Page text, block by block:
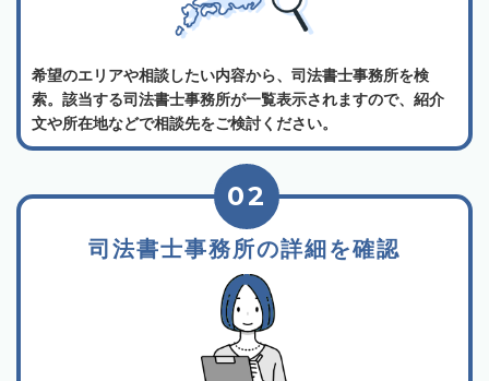
希望のエリアや相談したい内容から、司法書士事務所を検
索。該当する司法書士事務所が一覧表示されますので、紹介
文や所在地などで相談先をご検討ください。
司法書士事務所の詳細を確認
02